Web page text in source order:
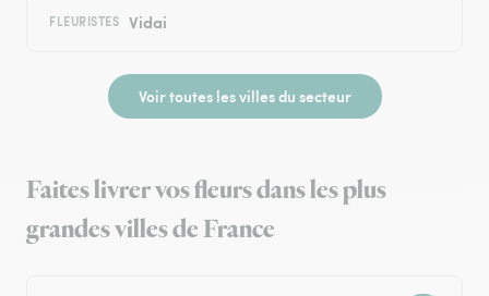
FLEURISTES Vidai
Voir toutes les villes du secteur
Faites livrer vos fleurs dans les plus
grandes villes de France